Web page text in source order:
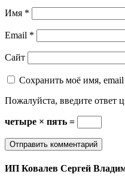
Имя *
Email *
Сайт
Сохранить моё имя,
Пожалуйста, введите ответ
четыре × пять =
ИП Ковалев Сергей